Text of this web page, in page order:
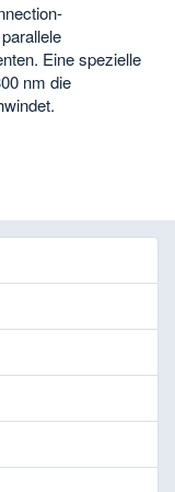
Eine spezielle
nm die